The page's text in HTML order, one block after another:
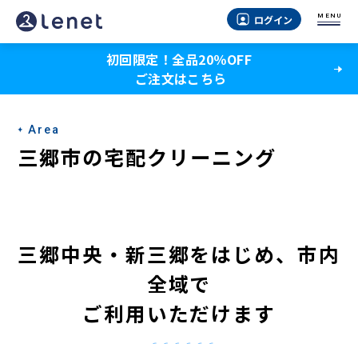
三
郷
の
宅
配
ー
ニ
ログイン MENU
初回限定！全品20％OFF
ご注文はこちら
Area
三郷市の宅配クリーニング
三郷中央・新三郷をはじめ、市内
全域で
ご利用いただけます